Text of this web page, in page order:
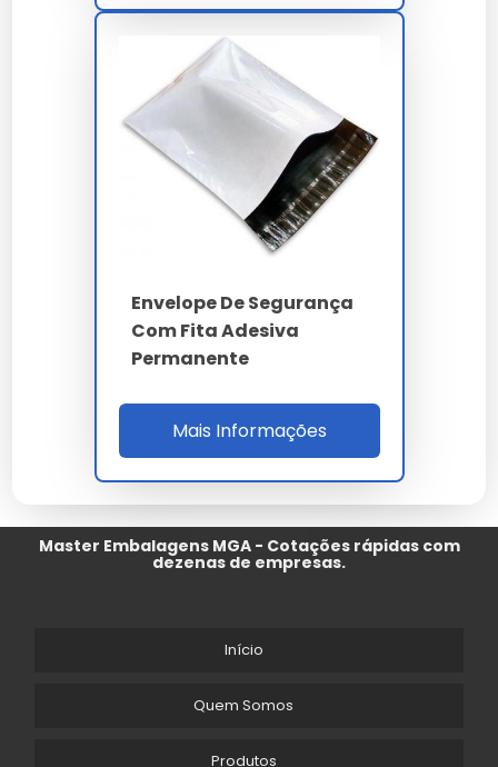
Envelope De Segurança
Com Fita Adesiva
Permanente
Mais Informações
Master Embalagens MGA - Cotações rápidas com
dezenas de empresas.
Início
Quem Somos
Produtos